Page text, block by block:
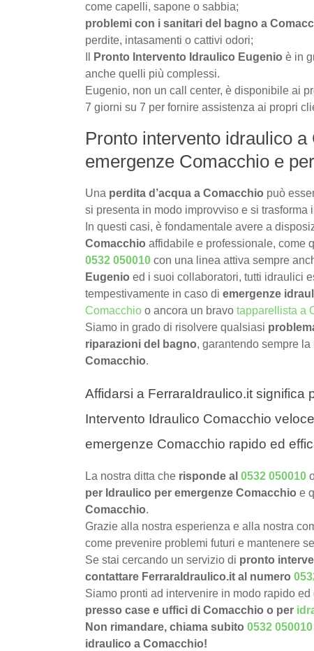
come capelli, sapone o sabbia;
problemi con i sanitari del bagno a
perdite, intasamenti o cattivi odori;
Pronto Intervento Idraulico Eugenio è in
anche quelli più complessi.
Eugenio, non un call center, è disponibile ai
7 giorni su 7 per fornire assistenza ai propri
Pronto intervento idraulico
emergenze Comacchio e
Una perdita d’acqua a Comacchio può
si presenta in modo improvviso e si trasforma
In questi casi, è fondamentale avere a
Comacchio affidabile e professionale, come
0532 050010 con una linea attiva sempre
Eugenio ed i suoi collaboratori, tutti idraulici
tempestivamente in caso di emergenze
Comacchio o ancora un bravo tapparellista a
Siamo in grado di risolvere qualsiasi
riparazioni del bagno, garantendo sempre
Comacchio.
Affidarsi a FerraraIdraulico.it significa
Intervento Idraulico Comacchio
emergenze Comacchio rapido ed
La nostra ditta che risponde al 0532 050010
per Idraulico per emergenze Comacchio e
Comacchio.
Grazie alla nostra esperienza e alla nostra
come prevenire problemi futuri e mantenere
Se stai cercando un servizio di pronto
contattare FerraraIdraulico.it al numero
Siamo pronti ad intervenire in modo rapido
presso case e uffici di Comacchio o per
Non rimandare, chiama subito 0532 050010
idraulico a Comacchio!